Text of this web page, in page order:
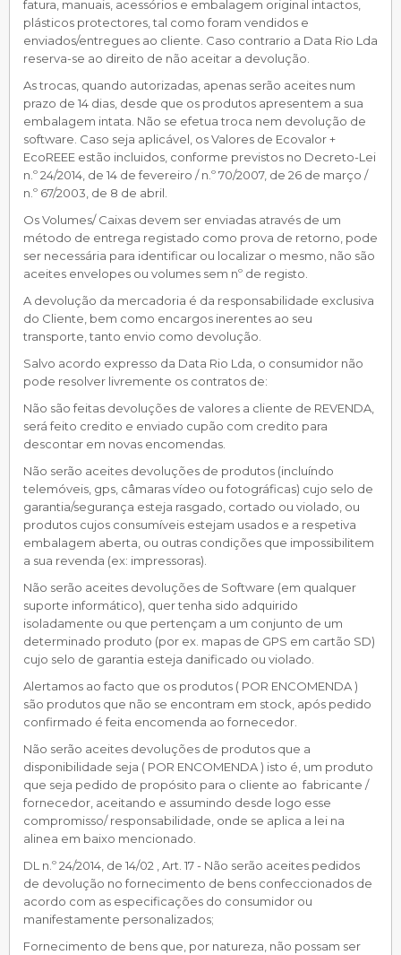
fatura, manuais, acessórios e embalagem original intactos,
plásticos protectores, tal como foram vendidos e
enviados/entregues ao cliente. Caso contrario a Data Rio Lda
reserva-se ao direito de não aceitar a devolução.
As trocas, quando autorizadas, apenas serão aceites num
prazo de 14 dias, desde que os produtos apresentem a sua
embalagem intata. Não se efetua troca nem devolução de
software. Caso seja aplicável, os Valores de Ecovalor +
EcoREEE estão incluidos, conforme previstos no Decreto-Lei
n.º 24/2014, de 14 de fevereiro / n.º 70/2007, de 26 de março /
n.º 67/2003, de 8 de abril.
Os Volumes/ Caixas devem ser enviadas através de um
método de entrega registado como prova de retorno, pode
ser necessária para identificar ou localizar o mesmo, não são
aceites envelopes ou volumes sem nº de registo.
A devolução da mercadoria é da responsabilidade exclusiva
do Cliente, bem como encargos inerentes ao seu
transporte, tanto envio como devolução.
Salvo acordo expresso da Data Rio Lda, o consumidor não
pode resolver livremente os contratos de:
Não são feitas devoluções de valores a cliente de REVENDA,
será feito credito e enviado cupão com credito para
descontar em novas encomendas.
Não serão aceites devoluções de produtos (incluíndo
telemóveis, gps, câmaras vídeo ou fotográficas) cujo selo de
garantia/segurança esteja rasgado, cortado ou violado, ou
produtos cujos consumíveis estejam usados e a respetiva
embalagem aberta, ou outras condições que impossibilitem
a sua revenda (ex: impressoras).
Não serão aceites devoluções de Software (em qualquer
suporte informático), quer tenha sido adquirido
isoladamente ou que pertençam a um conjunto de um
determinado produto (por ex. mapas de GPS em cartão SD)
cujo selo de garantia esteja danificado ou violado.
Alertamos ao facto que os produtos ( POR ENCOMENDA )
são produtos que não se encontram em stock, após pedido
confirmado é feita encomenda ao fornecedor.
Não serão aceites devoluções de produtos que a
disponibilidade seja ( POR ENCOMENDA ) isto é, um produto
que seja pedido de propósito para o cliente ao fabricante /
fornecedor, aceitando e assumindo desde logo esse
compromisso/ responsabilidade, onde se aplica a lei na
alinea em baixo mencionado.
DL n.º 24/2014, de 14/02 , Art. 17 - Não serão aceites pedidos
de devolução no fornecimento de bens confeccionados de
acordo com as especificações do consumidor ou
manifestamente personalizados;
Fornecimento de bens que, por natureza, não possam ser